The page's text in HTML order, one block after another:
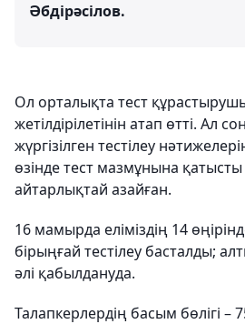
Әбдірәсілов.
Ол орталықта тест
жетілдірілетінін атап өтті. Ал
жүргізілген тестілеу
өзінде тест мазмұнына
айтарлықтай азайған.
16 мамырда еліміздің 14
бірыңғай тестілеу басталды;
әлі қабылдануда.
Талапкерлердің басым бөлігі –